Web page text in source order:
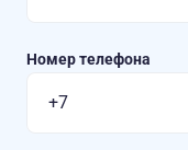
Номер телефона